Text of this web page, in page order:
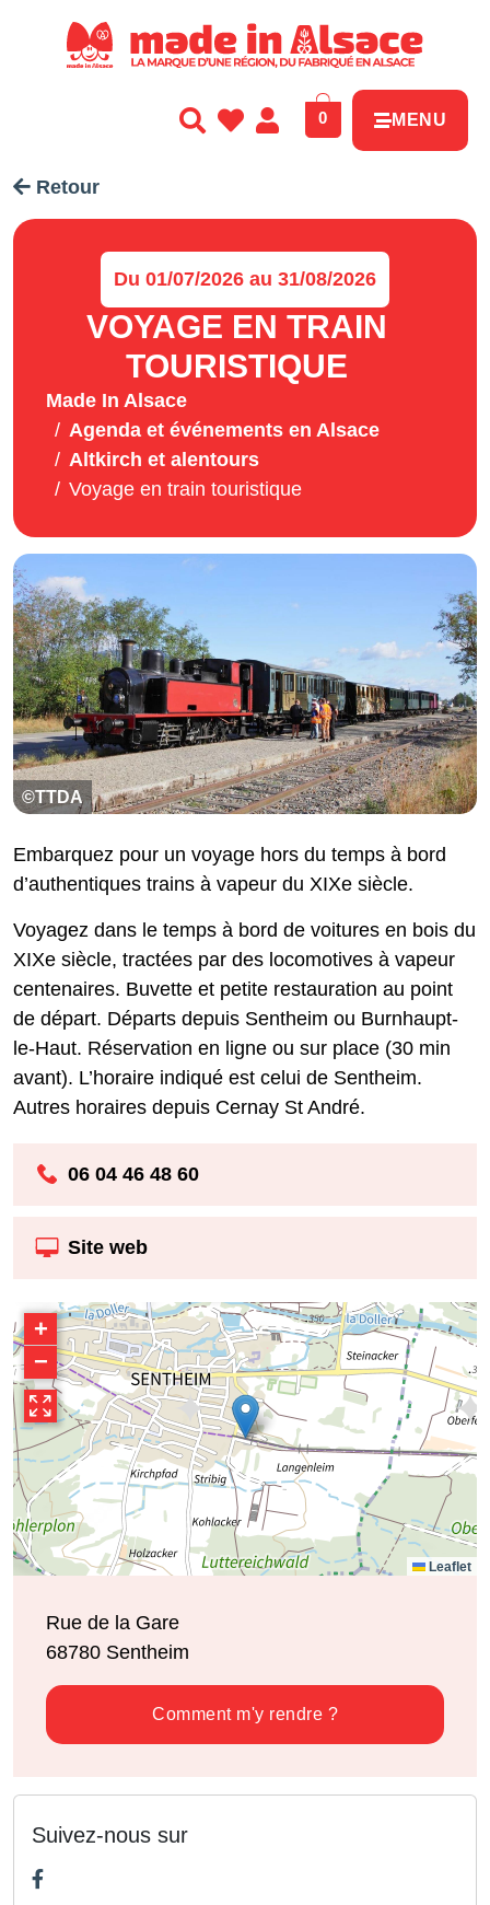
0 MENU
Retour
Du 01/07/2026 au 31/08/2026
VOYAGE EN TRAIN
TOURISTIQUE
Made In Alsace
Agenda et événements en Alsace
Altkirch et alentours
Voyage en train touristique
©TTDA
Embarquez pour un voyage hors du temps à bord
d’authentiques trains à vapeur du XIXe siècle.
Voyagez dans le temps à bord de voitures en bois du
XIXe siècle, tractées par des locomotives à vapeur
centenaires. Buvette et petite restauration au point
de départ. Départs depuis Sentheim ou Burnhaupt-
le-Haut. Réservation en ligne ou sur place (30 min
avant). L’horaire indiqué est celui de Sentheim.
Autres horaires depuis Cernay St André.
06 04 46 48 60
Site web
+
−
Leaflet
Rue de la Gare
68780 Sentheim
Comment m'y rendre ?
Suivez-nous sur